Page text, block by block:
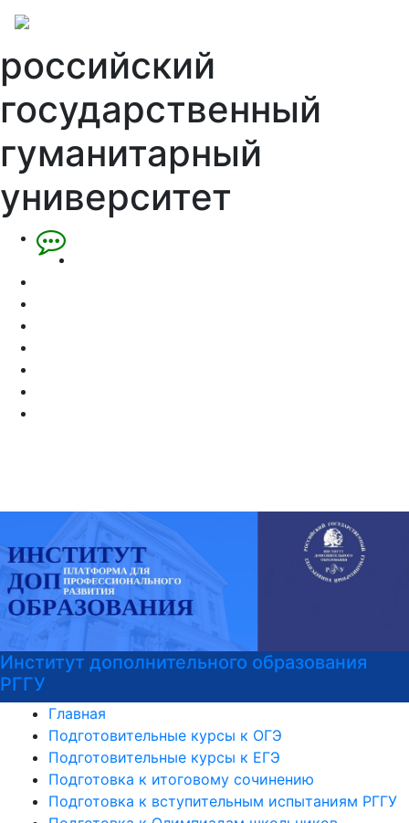
российский
государственный
гуманитарный
университет
Институт дополнительного образования
РГГУ
Главная
Подготовительные курсы к ОГЭ
Подготовительные курсы к ЕГЭ
Подготовка к итоговому сочинению
Подготовка к вступительным испытаниям РГГУ